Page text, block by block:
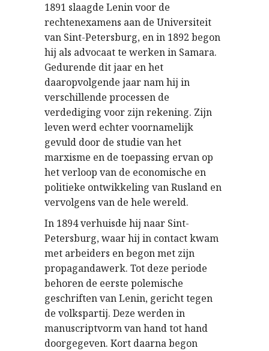
1891 slaagde Lenin voor de
rechtenexamens aan de Universiteit
van Sint-Petersburg, en in 1892 begon
hij als advocaat te werken in Samara.
Gedurende dit jaar en het
daaropvolgende jaar nam hij in
verschillende processen de
verdediging voor zijn rekening. Zijn
leven werd echter voornamelijk
gevuld door de studie van het
marxisme en de toepassing ervan op
het verloop van de economische en
politieke ontwikkeling van Rusland en
vervolgens van de hele wereld.
In 1894 verhuisde hij naar Sint-
Petersburg, waar hij in contact kwam
met arbeiders en begon met zijn
propagandawerk. Tot deze periode
behoren de eerste polemische
geschriften van Lenin, gericht tegen
de volkspartij. Deze werden in
manuscriptvorm van hand tot hand
doorgegeven. Kort daarna begon